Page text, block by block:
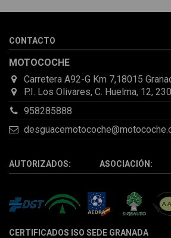
la pieza llegó correcta y bien embalada,
CONTACTO
MOTOCOCHE
Carretera A92-G Km 7,18015
P.I. Los Olivares, C. Huelma, 12,
958285888
AUTORIZADOS: ASOCIACIÓN:
CERTIFICADOS ISO SEDE GRANADA